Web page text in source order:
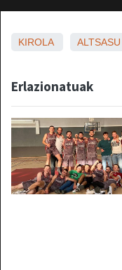
KIROLA ALTSASU
Erlazionatuak